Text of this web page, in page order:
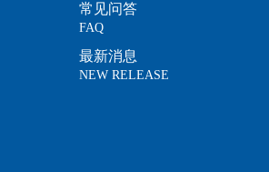
常见问答
FAQ
最新消息
NEW RELEASE